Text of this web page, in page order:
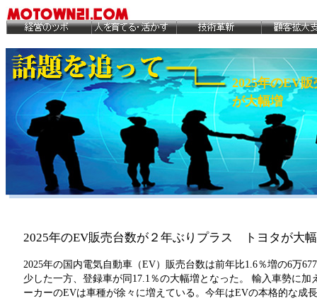
2025年のEV
が大幅増
2025年のEV販売台数が２年ぶりプラス トヨタが大
2025年の国内電気自動車（EV）販売台数は前年比1.6％増の6万
少した一方、登録車が同17.1％の大幅増となった。 輸入車勢に
ーカーのEVは車種が徐々に増えている。今年はEVの本格的な成